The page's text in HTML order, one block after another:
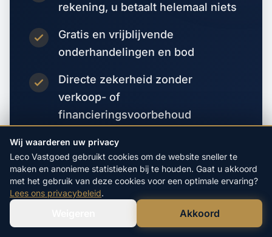
rekening, u betaalt helemaal niets
Gratis en vrijblijvende
onderhandelingen en bod
Directe zekerheid zonder
verkoop- of
financieringsvoorbehoud
Vraag direct een bod aan
Bel Ons Direct
Wij waarderen uw privacy
Leco Vastgoed gebruikt cookies om de website sneller te
maken en anonieme statistieken bij te houden. Gaat u akkoord
met het gebruik van deze cookies voor een optimale ervaring?
Lees ons privacybeleid.
Akkoord